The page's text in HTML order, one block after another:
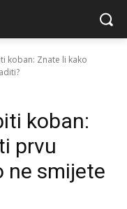
koban: Znate li kako
koban:
prvu
ne smijete